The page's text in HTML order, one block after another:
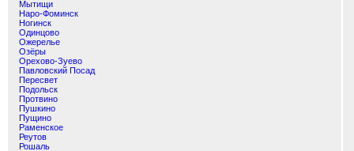
Мытищи
Наро-Фоминск
Ногинск
Одинцово
Ожерелье
Озёры
Орехово-Зуево
Павловский Посад
Пересвет
Подольск
Протвино
Пушкино
Пущино
Раменское
Реутов
Рошаль